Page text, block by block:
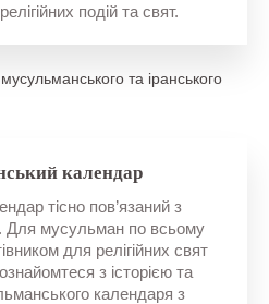
подій та свят.
та іранського
календар
тісно пов’язаний з
Для мусульман по всьому
для релігійних свят
з історією та
календаря з